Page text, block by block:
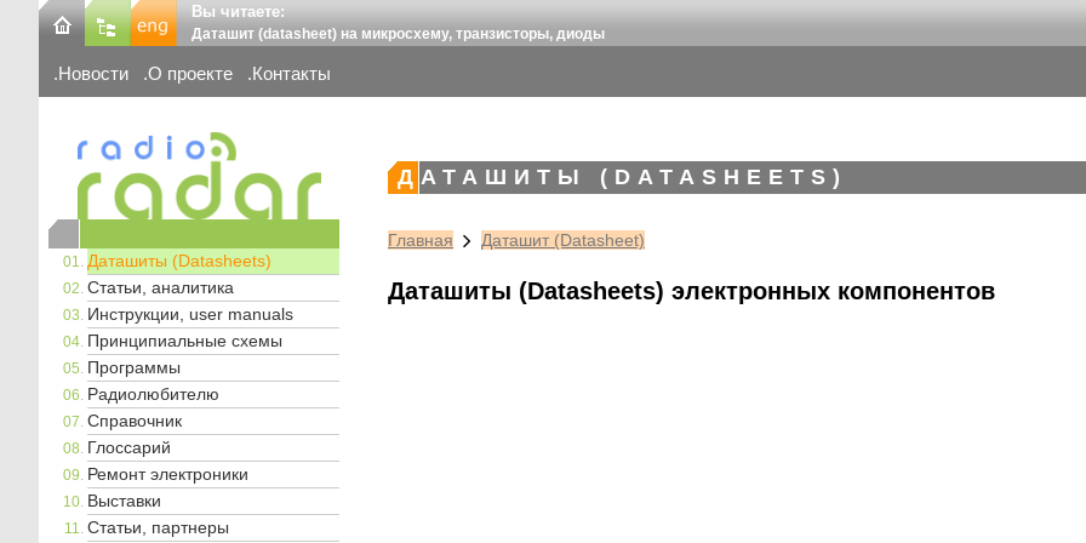
Вы читаете:
Даташит (datasheet) на микросхему, транзисторы, диоды
Новости О проекте Контакты
Даташиты (Datasheets)
Статьи, аналитика
Инструкции, user manuals
Принципиальные схемы
Программы
Радиолюбителю
Справочник
Глоссарий
Ремонт электроники
Выставки
Статьи, партнеры
ДАТАШИТЫ (DATASHEETS)
Главная Даташит (Datasheet)
Даташиты (Datasheets) электронных компонентов